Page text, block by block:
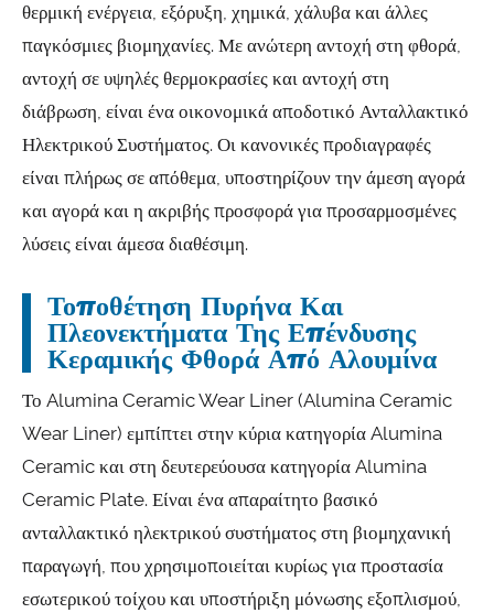
θερμική ενέργεια, εξόρυξη, χημικά, χάλυβα και άλλες
παγκόσμιες βιομηχανίες. Με ανώτερη αντοχή στη φθορά,
αντοχή σε υψηλές θερμοκρασίες και αντοχή στη
διάβρωση, είναι ένα οικονομικά αποδοτικό Ανταλλακτικό
Ηλεκτρικού Συστήματος. Οι κανονικές προδιαγραφές
είναι πλήρως σε απόθεμα, υποστηρίζουν την άμεση αγορά
και αγορά και η ακριβής προσφορά για προσαρμοσμένες
λύσεις είναι άμεσα διαθέσιμη.
Τοποθέτηση Πυρήνα Και
Πλεονεκτήματα Της Επένδυσης
Κεραμικής Φθορά Από Αλουμίνα
Το Alumina Ceramic Wear Liner (Alumina Ceramic
Wear Liner) εμπίπτει στην κύρια κατηγορία Alumina
Ceramic και στη δευτερεύουσα κατηγορία Alumina
Ceramic Plate. Είναι ένα απαραίτητο βασικό
ανταλλακτικό ηλεκτρικού συστήματος στη βιομηχανική
παραγωγή, που χρησιμοποιείται κυρίως για προστασία
εσωτερικού τοίχου και υποστήριξη μόνωσης εξοπλισμού,